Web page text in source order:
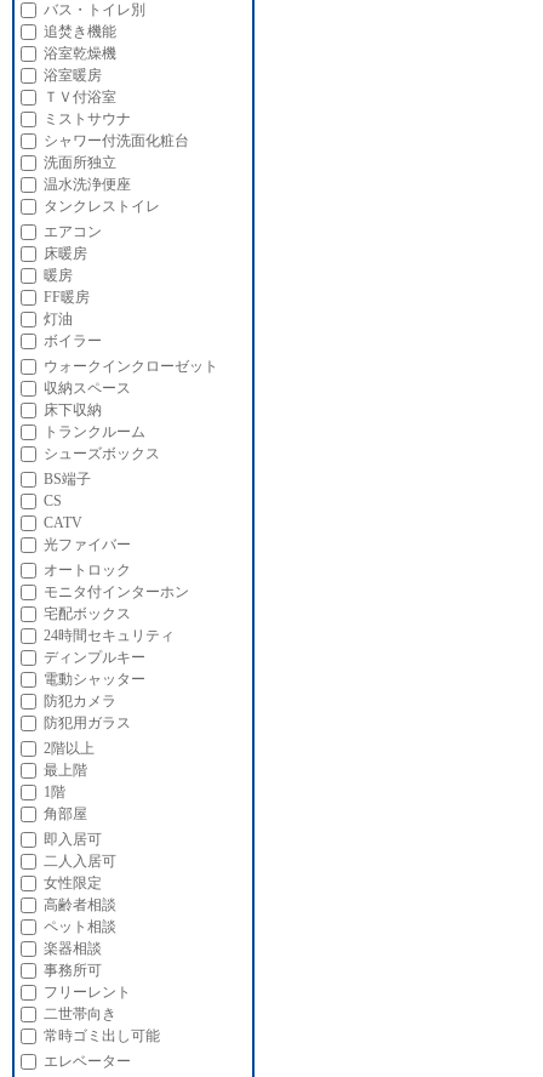
バス・トイレ別
追焚き機能
浴室乾燥機
浴室暖房
ＴＶ付浴室
ミストサウナ
シャワー付洗面化粧台
洗面所独立
温水洗浄便座
タンクレストイレ
エアコン
床暖房
暖房
FF暖房
灯油
ボイラー
ウォークインクローゼット
収納スペース
床下収納
トランクルーム
シューズボックス
BS端子
CS
CATV
光ファイバー
オートロック
モニタ付インターホン
宅配ボックス
24時間セキュリティ
ディンプルキー
電動シャッター
防犯カメラ
防犯用ガラス
2階以上
最上階
1階
角部屋
即入居可
二人入居可
女性限定
高齢者相談
ペット相談
楽器相談
事務所可
フリーレント
二世帯向き
常時ゴミ出し可能
エレベーター